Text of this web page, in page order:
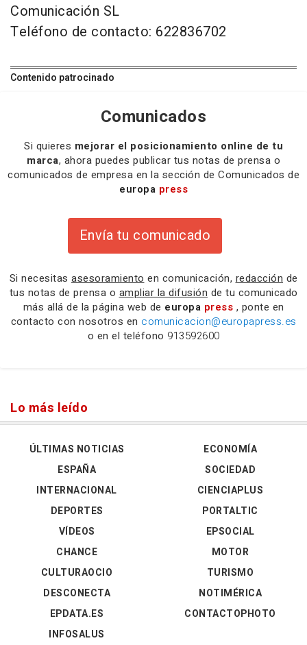
Comunicación SL
Teléfono de contacto: 622836702
Contenido patrocinado
Comunicados
Si quieres mejorar el posicionamiento online de tu
marca, ahora puedes publicar tus notas de prensa o
comunicados de empresa en la sección de Comunicados de
europa press
Envía tu comunicado
Si necesitas asesoramiento en comunicación, redacción de
tus notas de prensa o ampliar la difusión de tu comunicado
más allá de la página web de europa press , ponte en
contacto con nosotros en comunicacion@europapress.es
o en el teléfono 913592600
Lo más leído
ÚLTIMAS NOTICIAS
ESPAÑA
INTERNACIONAL
DEPORTES
VÍDEOS
ECONOMÍA
SOCIEDAD
CIENCIAPLUS
PORTALTIC
EPSOCIAL
CHANCE
CULTURAOCIO
DESCONECTA
EPDATA.ES
INFOSALUS
MOTOR
TURISMO
NOTIMÉRICA
CONTACTOPHOTO